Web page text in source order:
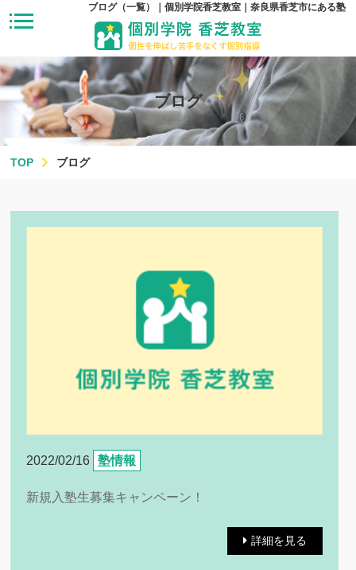
ブログ（一覧）｜個別学院香芝教室｜奈良県香芝市にある塾
ブログ
TOP ブログ
2022/02/16 塾情報
新規入塾生募集キャンペーン！
詳細を見る